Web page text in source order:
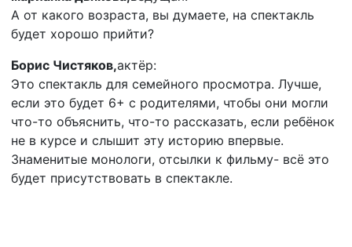
А от какого возраста, вы думаете, на спектакль
будет хорошо прийти?
Борис Чистяков,актёр:
Это спектакль для семейного просмотра. Лучше,
если это будет 6+ с родителями, чтобы они могли
что-то объяснить, что-то рассказать, если ребёнок
не в курсе и слышит эту историю впервые.
Знаменитые монологи, отсылки к фильму- всё это
будет присутствовать в спектакле.